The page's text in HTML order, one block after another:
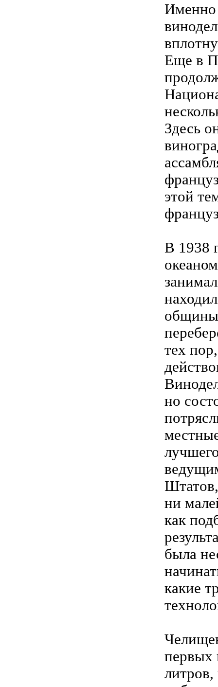
Именно
Еще в
Здесь
этой
В 1938
общины
тех
но
ни
как
была
какие
первых
литров,